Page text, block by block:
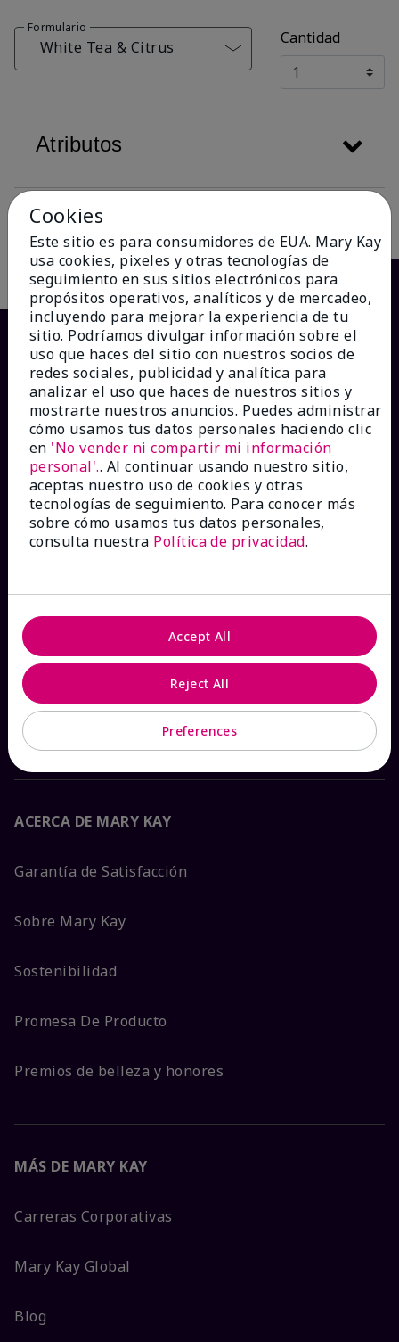
Formulario
White Tea & Citrus Cantidad
Atributos
Descripción
¿CÓMO PODEMOS AYUDAR?
Recibe e-mails
Contáctanos
Catálogos interactivos
Preguntas frecuentes
ACERCA DE MARY KAY
Garantía de Satisfacción
Sobre Mary Kay
Sostenibilidad
Promesa De Producto
Premios de belleza y honores
MÁS DE MARY KAY
Carreras Corporativas
Mary Kay Global
Blog
Cookies
Este sitio es para consumidores de EUA. Mary Kay
usa cookies, pixeles y otras tecnologías de
seguimiento en sus sitios electrónicos para
propósitos operativos, analíticos y de mercadeo,
incluyendo para mejorar la experiencia de tu
sitio. Podríamos divulgar información sobre el
uso que haces del sitio con nuestros socios de
redes sociales, publicidad y analítica para
analizar el uso que haces de nuestros sitios y
mostrarte nuestros anuncios. Puedes administrar
cómo usamos tus datos personales haciendo clic
en 'No vender ni compartir mi información
personal'.. Al continuar usando nuestro sitio,
aceptas nuestro uso de cookies y otras
tecnologías de seguimiento. Para conocer más
sobre cómo usamos tus datos personales,
consulta nuestra Política de privacidad.
Preferences
Reject All
Accept All